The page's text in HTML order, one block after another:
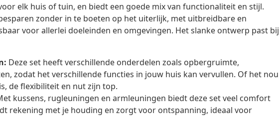
elk huis of tuin, en biedt een goede mix van functionaliteit en stijl.
zonder in te boeten op het uiterlijk, met uitbreidbare en
voor allerlei doeleinden en omgevingen. Het slanke ontwerp past bij
Deze set heeft verschillende onderdelen zoals opbergruimte,
zodat het verschillende functies in jouw huis kan vervullen. Of het nou
de flexibiliteit en nut zijn top.
kussens, rugleuningen en armleuningen biedt deze set veel comfort
rekening met je houding en zorgt voor ontspanning, ideaal voor